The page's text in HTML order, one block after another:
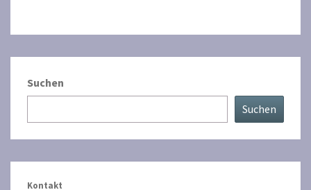
Suchen
Suchen
Kontakt